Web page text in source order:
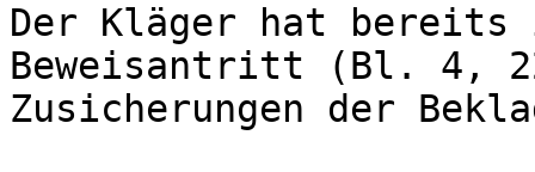
Der Kläger hat
Beweisantritt (Bl. 4,
Zusicherungen der